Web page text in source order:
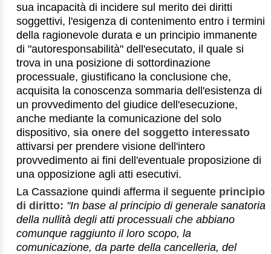
sua incapacità di incidere sul merito dei diritti
soggettivi, l'esigenza di contenimento entro i termini
della ragionevole durata e un principio immanente
di "autoresponsabilità" dell'esecutato, il quale si
trova in una posizione di sottordinazione
processuale, giustificano la conclusione che,
acquisita la conoscenza sommaria dell'esistenza di
un provvedimento del giudice dell'esecuzione,
anche mediante la comunicazione del solo
dispositivo, sia onere del soggetto interessato
attivarsi per prendere visione dell'intero
provvedimento ai fini dell'eventuale proposizione di
una opposizione agli atti esecutivi.
La Cassazione quindi afferma il seguente principio
di diritto: "In base al principio di generale sanatoria
della nullità degli atti processuali che abbiano
comunque raggiunto il loro scopo, la
comunicazione, da parte della cancelleria, del